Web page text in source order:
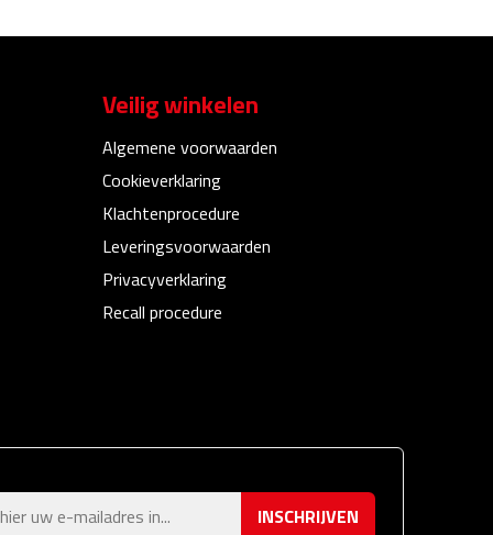
Veilig winkelen
Algemene voorwaarden
Cookieverklaring
Klachtenprocedure
Leveringsvoorwaarden
Privacyverklaring
Recall procedure